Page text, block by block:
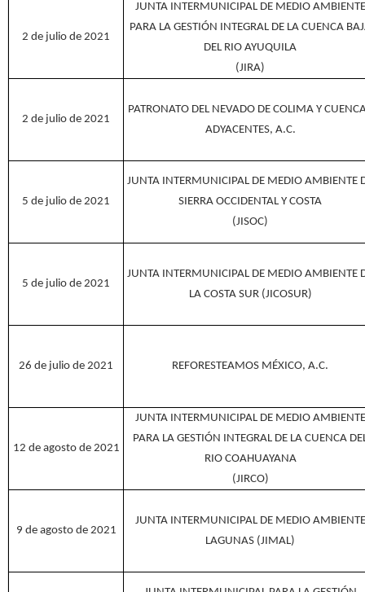
2 de julio de 2021
JUNTA INTERMUNICIPAL DE MEDIO AMBIENTE
PARA LA GESTIÓN INTEGRAL DE LA CUENCA
DEL RIO AYUQUILA
(JIRA)
2 de julio de 2021
PATRONATO DEL NEVADO DE COLIMA Y
ADYACENTES, A.C.
5 de julio de 2021
JUNTA INTERMUNICIPAL DE MEDIO AMBIENTE
SIERRA OCCIDENTAL Y COSTA
(JISOC)
5 de julio de 2021
JUNTA INTERMUNICIPAL DE MEDIO AMBIENTE
LA COSTA SUR (JICOSUR)
26 de julio de 2021 REFORESTEAMOS MÉXICO, A.C.
12 de agosto de 2021
JUNTA INTERMUNICIPAL DE MEDIO AMBIENTE
PARA LA GESTIÓN INTEGRAL DE LA CUENCA
RIO COAHUAYANA
(JIRCO)
9 de agosto de 2021
JUNTA INTERMUNICIPAL DE MEDIO AMBIENTE
LAGUNAS (JIMAL)